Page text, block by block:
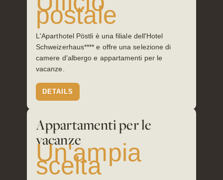
Tel.: +41 81 838 28 28
reservation@schweizerhaus.swiss
postale
L'Aparthotel Pöstli è una filiale dell'Hotel
Schweizerhaus**** e offre una selezione di
camere d'albergo e appartamenti per le
vacanze.
DETAILS
Appartamenti per le
vacanze
Un'ampia
scelta